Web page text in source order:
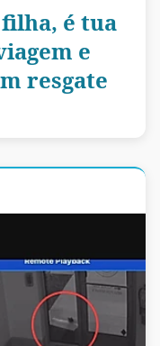
é tua
e
resgate